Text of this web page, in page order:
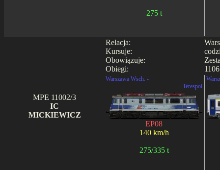
275 t
Relacja:
Kursuje:
Obowiązuje:
Obiegi:
MPE 11002/3
IC
MICKIEWICZ
Warszawa Wsch. -
- Terespol
EP08
140 km/h
275/335 t